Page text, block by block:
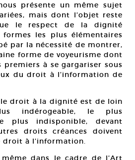
présente un même sujet
mais dont l’objet reste
le respect de la dignité
formes les plus élémentaires
par la nécessité de montrer,
forme de voyeurisme dont
premiers à se gargariser sous
du droit à l’information de
le droit à la dignité est de loin
indérogeable, le plus
plus indisponible, devant
droits créances doivent
droit à l’information.
dans le cadre de l’Art